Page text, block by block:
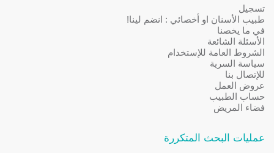
تسجيل
طبيب الأسنان او أخصائي : انضم لينا!
في ما يخصنا
الأسئلة الشائعة
الشروط العامة للإستخدام
سياسة السرية
للإتصال بنا
عروض العمل
حساب الطبيب
فضاء المريض
عمليات البحث المتكررة